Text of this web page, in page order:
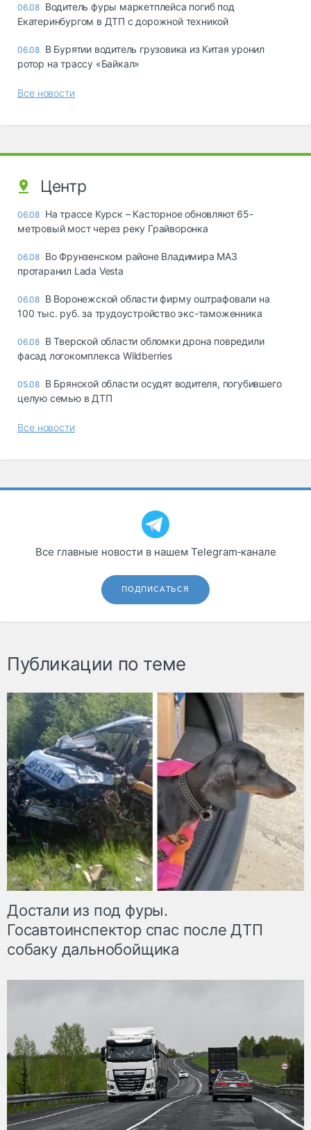
06.08 Водитель фуры маркетплейса погиб под
Екатеринбургом в ДТП с дорожной техникой
06.08 В Бурятии водитель грузовика из Китая уронил
ротор на трассу «Байкал»
Все новости
Центр
06.08 На трассе Курск – Касторное обновляют 65-
метровый мост через реку Грайворонка
06.08 Во Фрунзенском районе Владимира МАЗ
протаранил Lada Vesta
06.08 В Воронежской области фирму оштрафовали на
100 тыс. руб. за трудоустройство экс-таможенника
06.08 В Тверской области обломки дрона повредили
фасад логокомплекса Wildberries
05.08 В Брянской области осудят водителя, погубившего
целую семью в ДТП
Все новости
Все главные новости в нашем Telegram‑канале
ПОДПИСАТЬСЯ
Публикации по теме
Достали из под фуры.
Госавтоинспектор спас после ДТП
собаку дальнобойщика